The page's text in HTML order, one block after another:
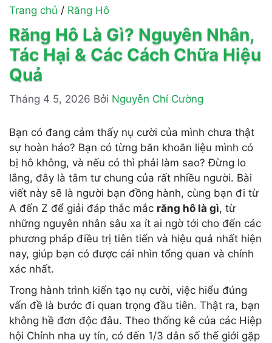
Trang chủ / Răng Hô
Răng Hô Là Gì? Nguyên Nhân,
Tác Hại & Các Cách Chữa Hiệu
Quả
Tháng 4 5, 2026 Bởi Nguyễn Chí Cường
Bạn có đang cảm thấy nụ cười của mình chưa thật
sự hoàn hảo? Bạn có từng băn khoăn liệu mình có
bị hô không, và nếu có thì phải làm sao? Đừng lo
lắng, đây là tâm tư chung của rất nhiều người. Bài
viết này sẽ là người bạn đồng hành, cùng bạn đi từ
A đến Z để giải đáp thắc mắc răng hô là gì, từ
những nguyên nhân sâu xa ít ai ngờ tới cho đến các
phương pháp điều trị tiên tiến và hiệu quả nhất hiện
nay, giúp bạn có được cái nhìn tổng quan và chính
xác nhất.
Trong hành trình kiến tạo nụ cười, việc hiểu đúng
vấn đề là bước đi quan trọng đầu tiên. Thật ra, bạn
không hề đơn độc đâu. Theo thống kê của các Hiệp
hội Chỉnh nha uy tín, có đến 1/3 dân số thế giới gặp